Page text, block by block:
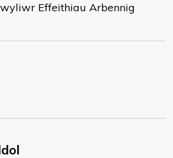
Effeithiau Arbennig